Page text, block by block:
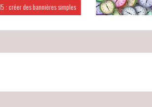
créer des bannières simples